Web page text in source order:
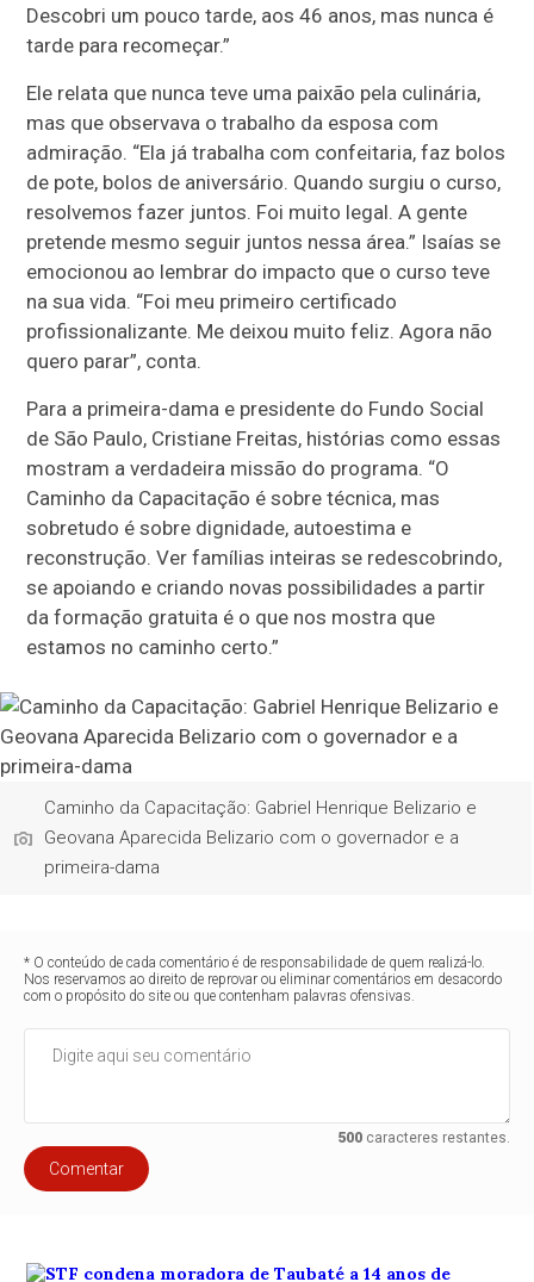
Descobri um pouco tarde, aos 46 anos, mas nunca é
tarde para recomeçar.”
Ele relata que nunca teve uma paixão pela culinária,
mas que observava o trabalho da esposa com
admiração. “Ela já trabalha com confeitaria, faz bolos
de pote, bolos de aniversário. Quando surgiu o curso,
resolvemos fazer juntos. Foi muito legal. A gente
pretende mesmo seguir juntos nessa área.” Isaías se
emocionou ao lembrar do impacto que o curso teve
na sua vida. “Foi meu primeiro certificado
profissionalizante. Me deixou muito feliz. Agora não
quero parar”, conta.
Para a primeira-dama e presidente do Fundo Social
de São Paulo, Cristiane Freitas, histórias como essas
mostram a verdadeira missão do programa. “O
Caminho da Capacitação é sobre técnica, mas
sobretudo é sobre dignidade, autoestima e
reconstrução. Ver famílias inteiras se redescobrindo,
se apoiando e criando novas possibilidades a partir
da formação gratuita é o que nos mostra que
estamos no caminho certo.”
Caminho da Capacitação: Gabriel Henrique Belizario e
Geovana Aparecida Belizario com o governador e a
primeira-dama
* O conteúdo de cada comentário é de responsabilidade de quem realizá-lo.
Nos reservamos ao direito de reprovar ou eliminar comentários em desacordo
com o propósito do site ou que contenham palavras ofensivas.
500caracteres restantes.
Comentar